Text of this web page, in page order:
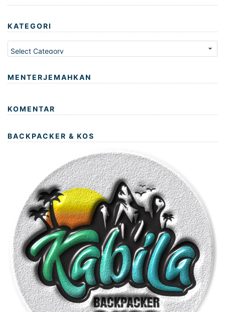
KATEGORI
Kategori
MENTERJEMAHKAN
KOMENTAR
BACKPACKER & KOS